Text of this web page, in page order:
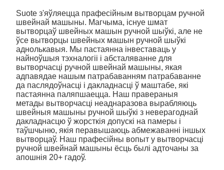
Suote з'яўляецца прафесійным вытворцам ручной
швейнай машыны. Магчыма, існуе шмат
вытворцаў швейных машын ручной шыўкі, але не
ўсе вытворцы швейных машын ручной шыўкі
аднолькавыя. Мы пастаянна інвеставаць у
найноўшыя тэхналогіі і абсталяванне для
вытворчасці ручной швейнай машыны, якая
адпавядае нашым патрабаванням патрабаванне
да паслядоўнасці і дакладнасці ў маштабе, які
пастаянна паляпшаецца. Наш правераныя
метады вытворчасці неаднаразова вырабляюць
швейныя машыны ручной шыўкі з неверагоднай
дакладнасцю ў жорсткія допускі на памеры і
таўшчыню, якія перавышаюць абмежаванні іншых
вытворцаў. Наш прафесійны вопыт у вытворчасці
ручной швейнай машыны ёсць былі адточаны за
апошнія 20+ гадоў.